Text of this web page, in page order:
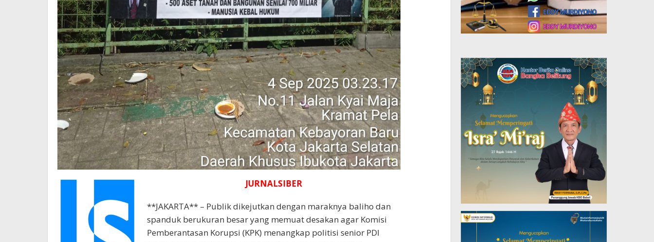
JURNALSIBER
**JAKARTA** – Publik dikejutkan dengan maraknya baliho dan
spanduk berukuran besar yang memuat desakan agar Komisi
Pemberantasan Korupsi (KPK) menangkap politisi senior PDI